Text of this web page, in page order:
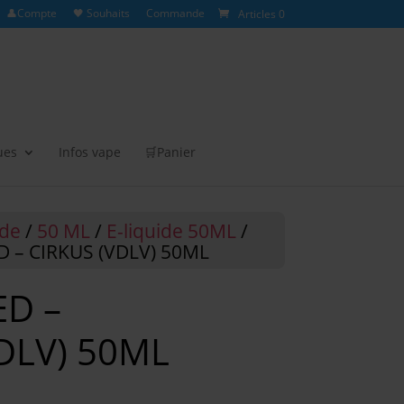
👤Compte 🖤 Souhaits Commande Articles 0
Infos vape 🛒Panier
/ 50 ML / E-liquide 50ML /
– CIRKUS (VDLV) 50ML
–
50ML